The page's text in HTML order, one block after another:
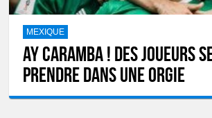
MEXIQUE
Ay Caramba ! Des joueurs
prendre dans une orgie